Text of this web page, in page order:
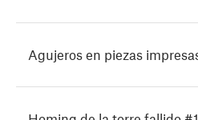
Agujeros en piezas